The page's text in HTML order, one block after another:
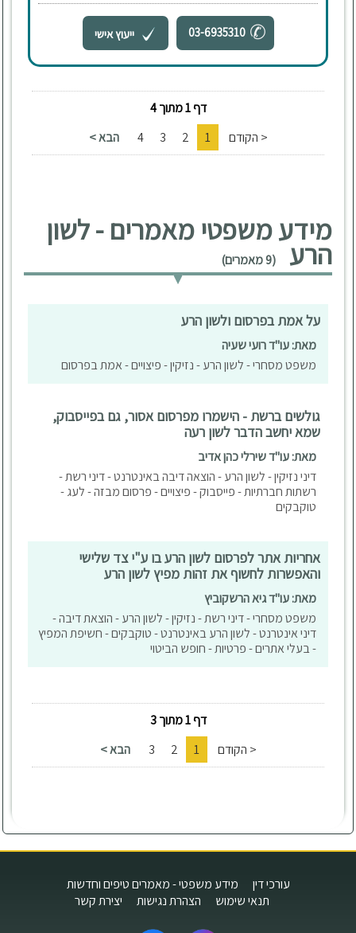
03-6935310 ייעוץ אישי
דף 1 מתוך 4
< הקודם
1
2
3
4 הבא >
מידע משפטי מאמרים - לשון
הרע (9 מאמרים)
על אמת בפרסום ולשון הרע
מאת: עו"ד רועי שעיה
משפט מסחרי - לשון הרע - נזיקין - פיצויים - אמת בפרסום
גולשים ברשת - הישמרו מפרסום אסור, גם בפייסבוק,
שמא יחשב הדבר לשון רעה
מאת: עו"ד שירלי כהן אדיב
דיני נזיקין - לשון הרע - הוצאה דיבה באינטרנט - דיני רשת -
רשתות חברתיות - פייסבוק - פיצויים - פרסום מבזה - לעג -
טוקבקים
אחריות אתר לפרסום לשון הרע בו ע"י צד שלישי
והאפשרות לחשוף את זהות מפיץ לשון הרע
מאת: עו"ד גיא הרשקוביץ
משפט מסחרי - דיני רשת - נזיקין - לשון הרע - הוצאת דיבה -
דיני אינטרנט - לשון הרע באינטרנט - טוקבקים - חשיפת המפיץ
- בעלי אתרים - פרטיות - חופש הביטוי
דף 1 מתוך 3
< הקודם
1
2
3 הבא >
עורכי דין
מידע משפטי - מאמרים טיפים וחדשות
תנאי שימוש
הצהרת נגישות יצירת קשר